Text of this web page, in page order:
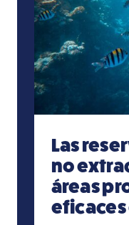
Las
no
áreas
eficaces